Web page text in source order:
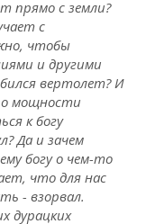
прямо с земли?
с
чтобы
и другими
вертолет? И
мощности
к богу
Да и зачем
богу о чем-то
что для нас
- взорвал.
дурацких